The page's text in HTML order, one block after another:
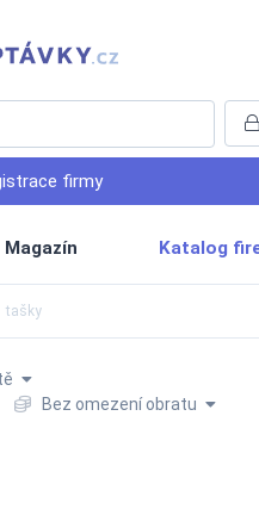
firmy
Magazín Katalog
tašky
Bez omezení obratu